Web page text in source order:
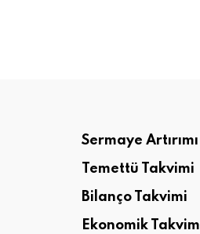
Sermaye Artırımı
Temettü Takvimi
Bilanço Takvimi
Ekonomik Takvim